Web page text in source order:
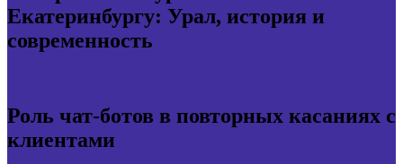
Екатеринбургу: Урал, история и
современность
Роль чат-ботов в повторных касаниях с
клиентами